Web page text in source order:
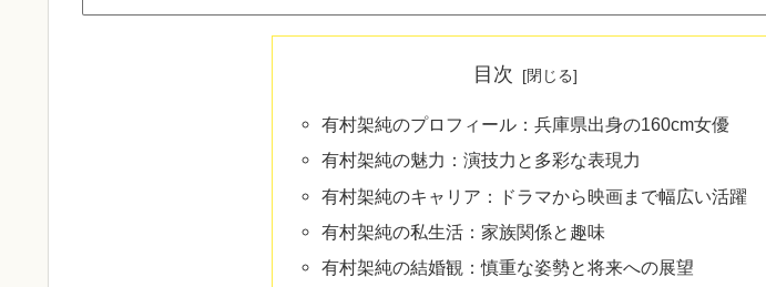
目次
有村架純のプロフィール：兵庫県出身の160cm女優
有村架純の魅力：演技力と多彩な表現力
有村架純のキャリア：ドラマから映画まで幅広い活躍
有村架純の私生活：家族関係と趣味
有村架純の結婚観：慎重な姿勢と将来への展望